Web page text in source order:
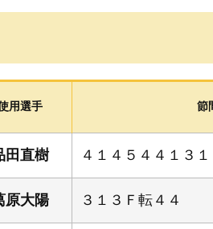
トレース三国 周辺ガイドイベント
用選手 節
田直樹 ４１４５４４１３１
原大陽 ３１３Ｆ転４４